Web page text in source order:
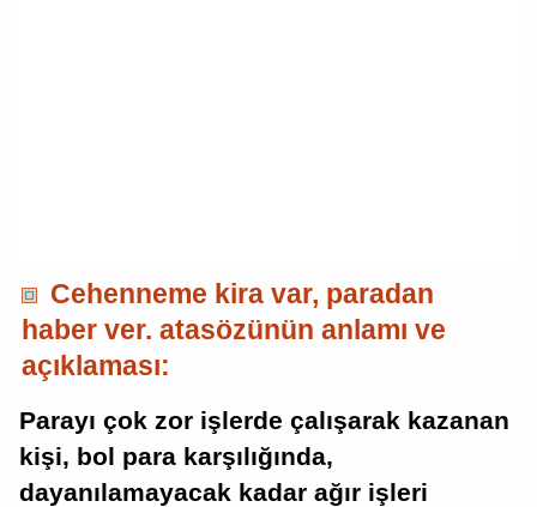
Cehenneme kira var, paradan
haber ver. atasözünün anlamı ve
açıklaması:
Parayı çok zor işlerde çalışarak kazanan
kişi, bol para karşılığında,
dayanılamayacak kadar ağır işleri